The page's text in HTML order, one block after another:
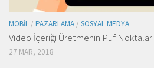
MOBIL / PAZARLAMA / SOSYAL MEDYA
Video İçeriği Üretmenin Püf Noktaları
27 MAR, 2018